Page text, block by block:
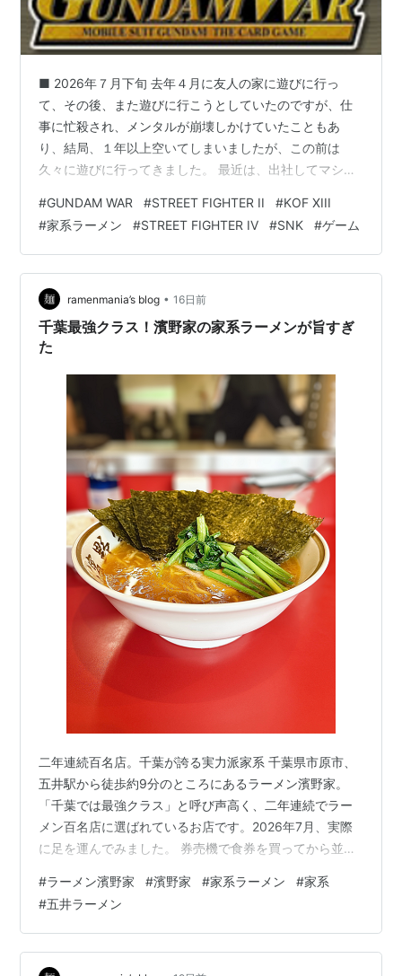
■ 2026年７月下旬 去年４月に友人の家に遊びに行っ
て、その後、また遊びに行こうとしていたのですが、仕
事に忙殺され、メンタルが崩壊しかけていたこともあ
り、結局、１年以上空いてしまいましたが、この前は
久々に遊びに行ってきました。 最近は、出社してマシン
多く、電車に乗ること自体は新鮮ではないですが、遠出
する機会はなかなかなくなっているので、そこは新鮮で
す。 ■ 横浜家系ラーメン お昼ごはんは、前回と同じく、
横浜家系のラーメン。 この週末は、天気が悪く、前日は
ゲリラ豪雨に遭遇してひどい目に遭いましたが、今回は
お店に着いた時はまだ雨が降っていませんで…
#GUNDAM WAR #STREET FIGHTER II #KOF XIII
#家系ラーメン #STREET FIGHTER IV #SNK #ゲーム
ramenmania’s blog • 16日前
千葉最強クラス！濱野家の家系ラーメンが旨すぎ
た
二年連続百名店。千葉が誇る実力派家系 千葉県市原市、
五井駅から徒歩約9分のところにあるラーメン濱野家。
「千葉では最強クラス」と呼び声高く、二年連続でラー
メン百名店に選ばれているお店です。2026年7月、実際
に足を運んでみました。 券売機で食券を買ってから並ぶ
券を購入してから列に並ぶ 待ち時間は約30分（覚悟して
臨もう） 営業時間は 10:00〜13:45 / 18:00〜20:30、月
曜・日曜定休 駐車場は店前2台＋離れた場所に5台 並ぶ価
値は十分あります。むしろ30分が苦にならないくらい、
#ラーメン濱野家 #濱野家 #家系ラーメン #家系
#五井ラーメン